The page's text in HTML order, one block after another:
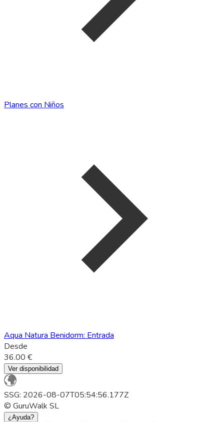
Planes con Niños
Aqua Natura Benidorm: Entrada
Desde
36.00 €
Ver disponibilidad
SSG: 2026-08-07T05:54:56.177Z
© GuruWalk SL
¿Ayuda?